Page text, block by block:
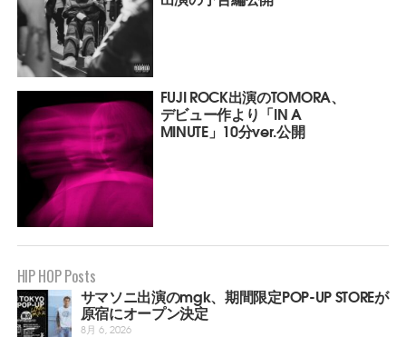
FUJI ROCK出演のTOMORA、
デビュー作より「IN A
MINUTE」10分ver.公開
HIP HOP Posts
サマソニ出演のmgk、期間限定POP-UP STOREが
原宿にオープン決定
8月 6, 2026